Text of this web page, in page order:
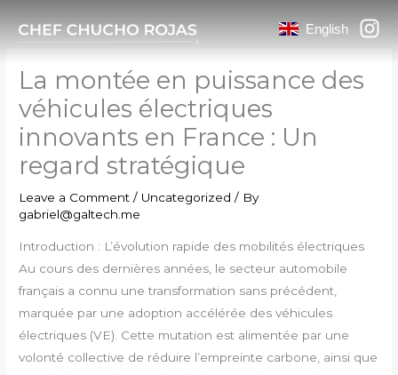
English
La montée en puissance des
véhicules électriques
innovants en France : Un
regard stratégique
Leave a Comment / Uncategorized / By
gabriel@galtech.me
Introduction : L’évolution rapide des mobilités électriques
Au cours des dernières années, le secteur automobile
français a connu une transformation sans précédent,
marquée par une adoption accélérée des véhicules
électriques (VE). Cette mutation est alimentée par une
volonté collective de réduire l’empreinte carbone, ainsi que